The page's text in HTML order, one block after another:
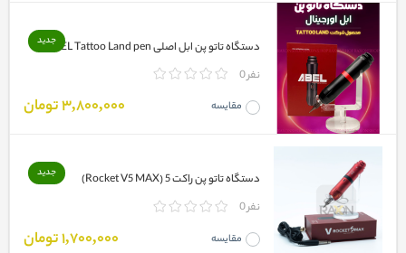
دستگاه تاتو پن ابل اصلی ABEL Tattoo Land pen
0 نفر
مقایسه 3,800,000 تومان
جدید
دستگاه تاتو پن راکت 5 (Rocket V5 MAX)
0 نفر
مقایسه 1,700,000 تومان
جدید